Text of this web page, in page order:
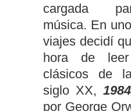
cargada
música. En
viajes decidí
hora de
clásicos de
siglo XX, 1984
por George